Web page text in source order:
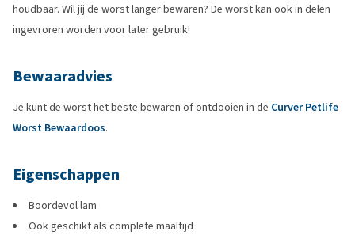
houdbaar. Wil jij de worst langer bewaren? De worst kan ook in delen
ingevroren worden voor later gebruik!
Bewaaradvies
Je kunt de worst het beste bewaren of ontdooien in de Curver Petlife
Worst Bewaardoos.
Eigenschappen
Boordevol lam
Ook geschikt als complete maaltijd